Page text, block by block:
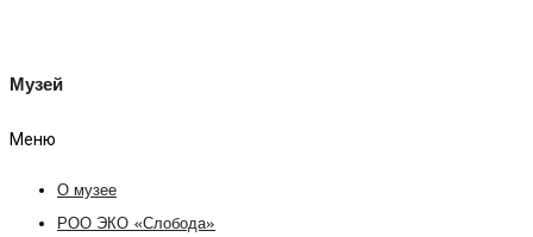
Музей
Меню
О музее
РОО ЭКО «Слобода»